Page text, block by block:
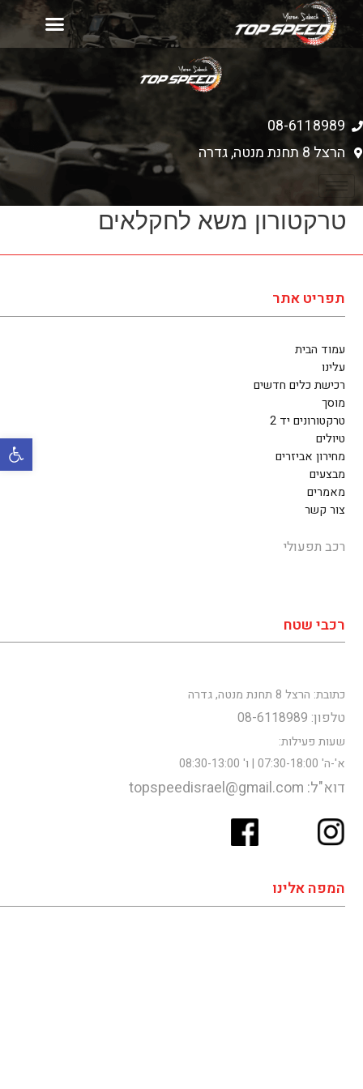
08-6118989
הרצל 8 תחנת מנטה, גדרה
טרקטורון משא לחקלאים
תפריט אתר
עמוד הבית
עלינו
רכישת כלים חדשים
מוסך
טרקטורונים יד 2
טיולים
מחירון אביזרים
מבצעים
מאמרים
צור קשר
רכב תפעולי
רכבי שטח
כתובת: הרצל 8 תחנת מנטה, גדרה
טלפון: 08-6118989
שעות פעילות:
א'-ה' 07:30-18:00 | ו' 08:30-13:00
דוא"ל: topspeedisrael@gmail.com
המפה אלינו
פתח